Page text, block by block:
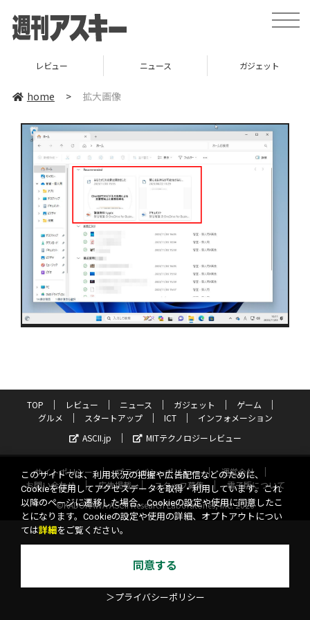
toggle
レビュー ニュース ガジェット
home > 拡大画像
TOP レビュー ニュース ガジェット
ゲーム
グルメ
スタートアップ ICT
インフォメーション
ASCII.jp
MITテクノロジーレビュー
サイトポリシー プライバシーポリシー
運営会社
お問い合わせ
広告掲載 スタッフ募集
電子版について
©KADOKAWA ASCII Research Laboratories, Inc. 2026
このサイトでは、利用状況の把握や広告配信などのために、
Cookieを使用してアクセスデータを取得・利用しています。これ
以降のページに遷移した場合、Cookieの設定や使用に同意したこ
とになります。Cookieの設定や使用の詳細、オプトアウトについ
ては詳細 をご覧ください。
同意する
＞プライバシーポリシー